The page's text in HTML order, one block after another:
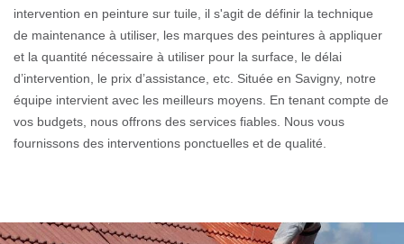
intervention en peinture sur tuile, il s'agit de définir la technique
de maintenance à utiliser, les marques des peintures à appliquer
et la quantité nécessaire à utiliser pour la surface, le délai
d’intervention, le prix d’assistance, etc. Située en Savigny, notre
équipe intervient avec les meilleurs moyens. En tenant compte de
vos budgets, nous offrons des services fiables. Nous vous
fournissons des interventions ponctuelles et de qualité.